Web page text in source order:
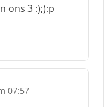
ons 3 :);):p
07:57